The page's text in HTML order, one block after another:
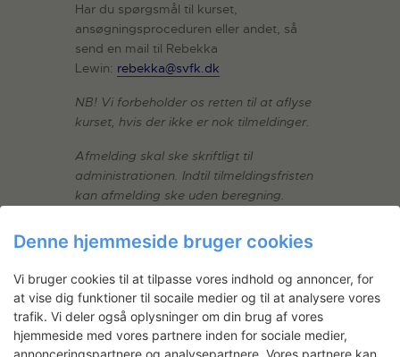
Har du spørgsmål til kurset,
ansøgningsproceduren eller andet, så
send en mail til Rebekka
Lewin: rebekka@svfk.dk
NB! Vi forbeholder os retten til at aflyse
kurset, hvis der ikke er nok tilmeldinger.
Afmelding skal ske skriftligt til
administrationen. Indtil tilmeldingsfristen
kan afmelding ske uden beregning.
af kursusafgiften. Ved afmelding senere
kursusafgiften.Man har mulighed for at
sende en stedfortræder, hvis man er
forhindret i at deltage.
Denne hjemmeside bruger cookies
Vi bruger cookies til at tilpasse vores indhold og annoncer, for
at vise dig funktioner til socaile medier og til at analysere vores
trafik. Vi deler også oplysninger om din brug af vores
hjemmeside med vores partnere inden for sociale medier,
annonceringspartnere og analysepartnere. Vores partnere kan